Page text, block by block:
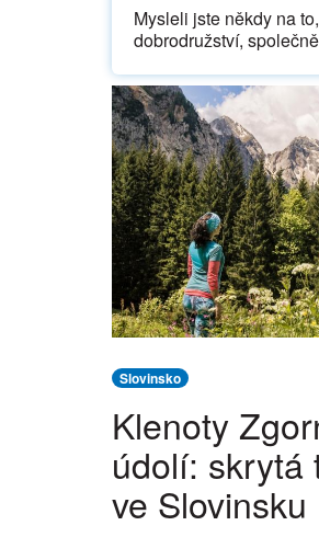
Mysleli jste někdy na
dobrodružství,
Slovinsko
Klenoty
údolí: skrytá
ve Slovinsku